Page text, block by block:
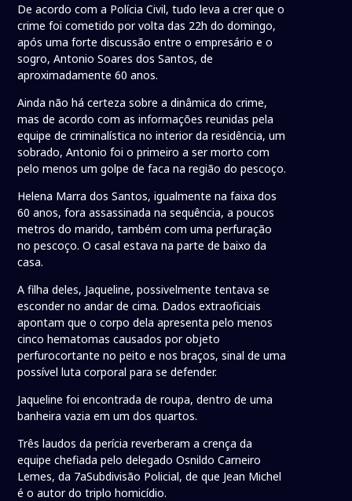
De acordo com a Polícia Civil, tudo leva a crer que o
crime foi cometido por volta das 22h do domingo,
após uma forte discussão entre o empresário e o
sogro, Antonio Soares dos Santos, de
aproximadamente 60 anos.
Ainda não há certeza sobre a dinâmica do crime,
mas de acordo com as informações reunidas pela
equipe de criminalística no interior da residência, um
sobrado, Antonio foi o primeiro a ser morto com
pelo menos um golpe de faca na região do pescoço.
Helena Marra dos Santos, igualmente na faixa dos
60 anos, fora assassinada na sequência, a poucos
metros do marido, também com uma perfuração
no pescoço. O casal estava na parte de baixo da
casa.
A filha deles, Jaqueline, possivelmente tentava se
esconder no andar de cima. Dados extraoficiais
apontam que o corpo dela apresenta pelo menos
cinco hematomas causados por objeto
perfurocortante no peito e nos braços, sinal de uma
possível luta corporal para se defender.
Jaqueline foi encontrada de roupa, dentro de uma
banheira vazia em um dos quartos.
Três laudos da perícia reverberam a crença da
equipe chefiada pelo delegado Osnildo Carneiro
Lemes, da 7aSubdivisão Policial, de que Jean Michel
é o autor do triplo homicídio.